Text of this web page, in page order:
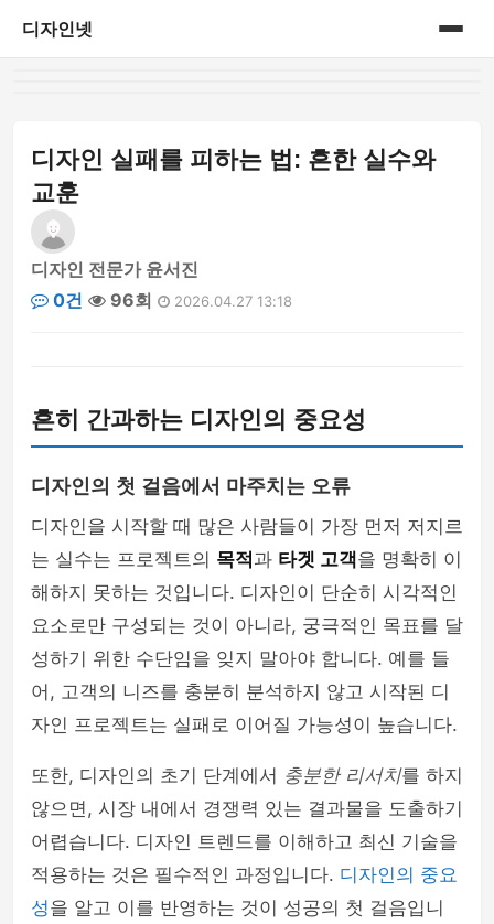
디자인넷
디자인 실패를 피하는 법: 흔한 실수와
교훈
디자인 전문가 윤서진
0건
96회 2026.04.27 13:18
흔히 간과하는 디자인의 중요성
디자인의 첫 걸음에서 마주치는 오류
디자인을 시작할 때 많은 사람들이 가장 먼저 저지르
는 실수는 프로젝트의 목적과 타겟 고객을 명확히 이
해하지 못하는 것입니다. 디자인이 단순히 시각적인
요소로만 구성되는 것이 아니라, 궁극적인 목표를 달
성하기 위한 수단임을 잊지 말아야 합니다. 예를 들
어, 고객의 니즈를 충분히 분석하지 않고 시작된 디
자인 프로젝트는 실패로 이어질 가능성이 높습니다.
또한, 디자인의 초기 단계에서 충분한 리서치를 하지
않으면, 시장 내에서 경쟁력 있는 결과물을 도출하기
어렵습니다. 디자인 트렌드를 이해하고 최신 기술을
적용하는 것은 필수적인 과정입니다. 디자인의 중요
성을 알고 이를 반영하는 것이 성공의 첫 걸음입니